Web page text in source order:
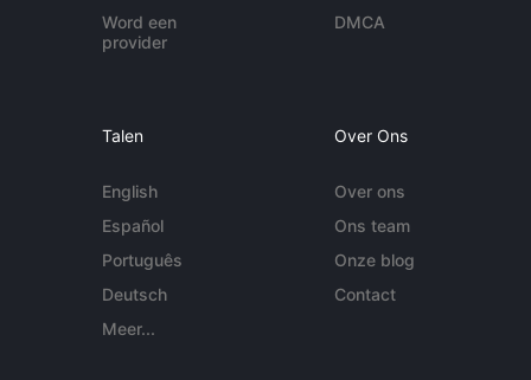
Word een
provider
DMCA
Talen
English
Español
Português
Deutsch
Meer...
Over Ons
Over ons
Ons team
Onze blog
Contact